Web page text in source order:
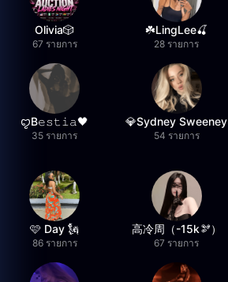
Olivia🎲
67 รายการ
☘️LingLee🍒
28 รายการ
ꨄB𝚎𝚜𝚝𝚒𝚊🖤
35 รายการ
💎Sydney Sweeney
54 รายการ
🩷 Day 🗽
86 รายการ
高冷周（-15k🫘）
67 รายการ